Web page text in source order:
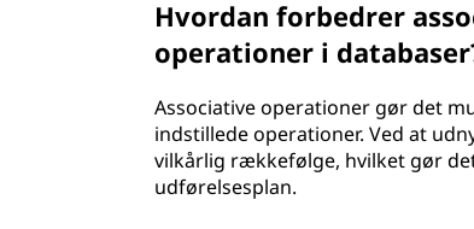
Hvordan forbedrer
operationer i
Associative operationer gør det
indstillede operationer. Ved at
vilkårlig rækkefølge, hvilket gør
udførelsesplan.